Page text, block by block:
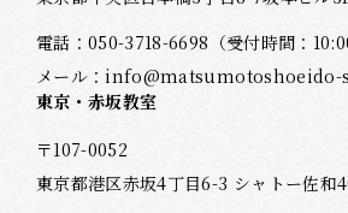
電話：050-3718-6698 （受付時間：
メール： info@matsumotoshoeido-
東京・赤坂教室
〒107-0052
東京都港区赤坂4丁目6-3 シャトー佐和